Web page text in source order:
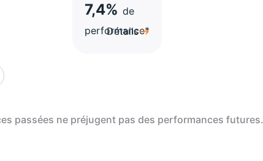
7,4% de
performance*
Détails
passées ne préjugent pas des performances futures.